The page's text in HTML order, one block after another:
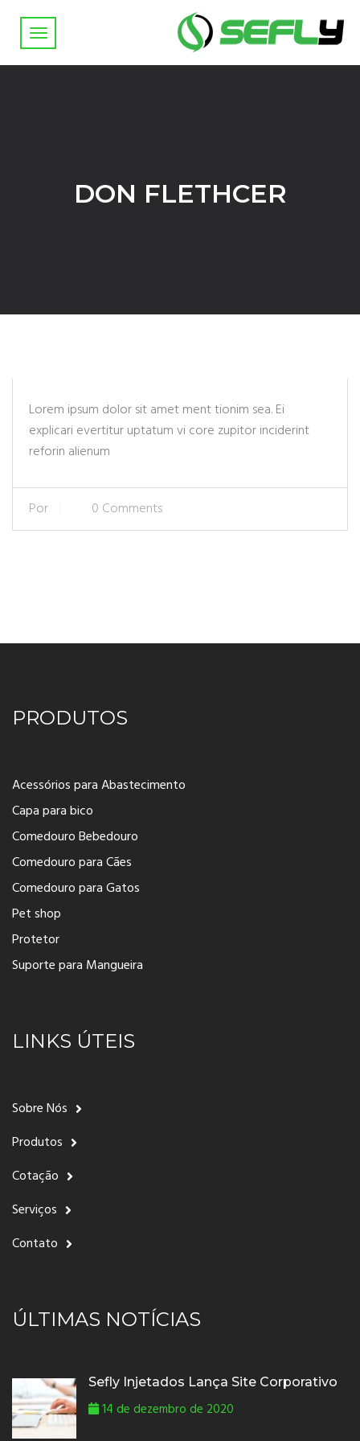
DON FLETHCER
Lorem ipsum dolor sit amet ment tionim sea. Ei
explicari evertitur uptatum vi core zupitor inciderint
reforin alienum
Por 0 Comments
PRODUTOS
Acessórios para Abastecimento
Capa para bico
Comedouro Bebedouro
Comedouro para Cães
Comedouro para Gatos
Pet shop
Protetor
Suporte para Mangueira
LINKS ÚTEIS
Sobre Nós
Produtos
Cotação
Serviços
Contato
ÚLTIMAS NOTÍCIAS
Sefly Injetados Lança Site Corporativo
14 de dezembro de 2020